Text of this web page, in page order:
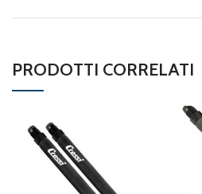
PRODOTTI CORRELATI